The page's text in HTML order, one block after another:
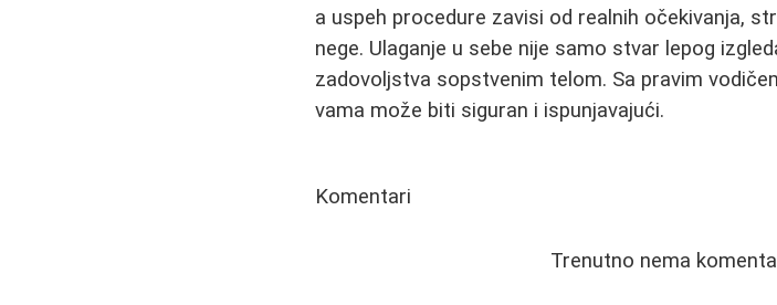
a uspeh procedure zavisi od realnih očekivanja,
nege. Ulaganje u sebe nije samo stvar lepog
zadovoljstva sopstvenim telom. Sa pravim
vama može biti siguran i ispunjavajući.
Komentari
Trenutno nema